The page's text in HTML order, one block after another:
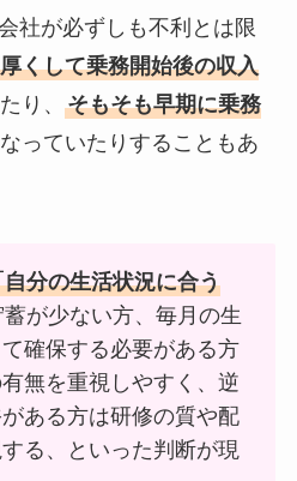
社が必ずしも不利とは限
くして乗務開始後の収入
り、 そもそも早期に乗務
っていたりすることもあ
自分の生活状況に合う
が少ない方、毎月の生
確保する必要がある方
無を重視しやすく、逆
ある方は研修の質や配
る、といった判断が現